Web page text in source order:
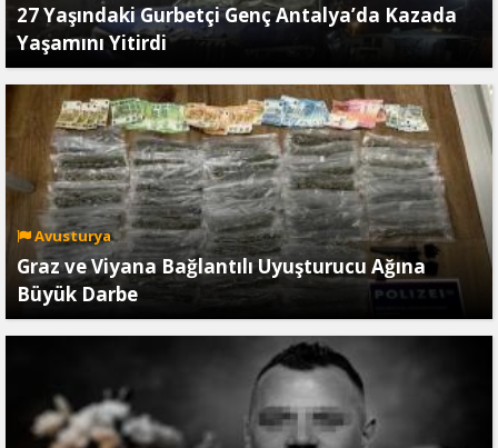
27 Yaşındaki Gurbetçi Genç Antalya’da Kazada
Yaşamını Yitirdi
Avusturya
Graz ve Viyana Bağlantılı Uyuşturucu Ağına
Büyük Darbe